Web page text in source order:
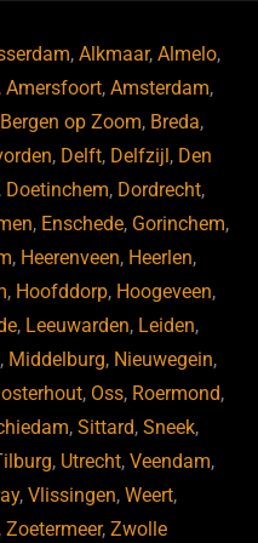
,Alkmaar,Almelo,
,Amersfoort,Amsterdam,
Bergen op Zoom, Breda,
, Delft, Delfzijl, Den
Doetinchem, Dordrecht,
, Enschede, Gorinchem,
, Heerenveen, Heerlen,
, Hoofddorp, Hoogeveen,
, Leeuwarden, Leiden,
, Middelburg, Nieuwegein,
, Oss, Roermond,
, Sittard, Sneek,
, Utrecht,Veendam,
,Vlissingen,Weert,
,Zoetermeer,Zwolle